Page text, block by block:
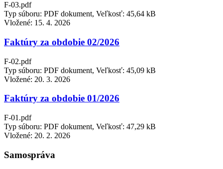
F-03.pdf
Typ súboru: PDF dokument, Veľkosť: 45,64 kB
Vložené: 15. 4. 2026
Faktúry za obdobie 02/2026
F-02.pdf
Typ súboru: PDF dokument, Veľkosť: 45,09 kB
Vložené: 20. 3. 2026
Faktúry za obdobie 01/2026
F-01.pdf
Typ súboru: PDF dokument, Veľkosť: 47,29 kB
Vložené: 20. 2. 2026
Samospráva